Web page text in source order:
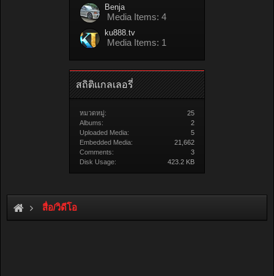
Benja
Media Items: 4
ku888.tv
Media Items: 1
สถิติแกลเลอรี่
หมวดหมู่:
25
Albums:
2
Uploaded Media:
5
Embedded Media:
21,662
Comments:
3
Disk Usage:
423.2 KB
สื่อ/วิดีโอ